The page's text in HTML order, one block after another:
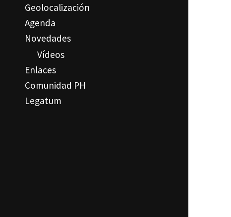
Geolocalización
Agenda
Novedades
Vídeos
Enlaces
Comunidad PH
Legatum